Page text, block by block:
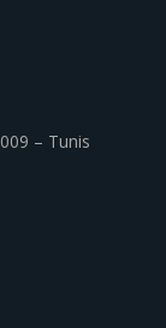
– Tunis